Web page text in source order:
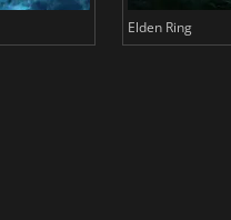
Elden Ring